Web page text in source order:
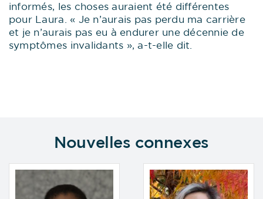
informés, les choses auraient été différentes
pour Laura. « Je n’aurais pas perdu ma carrière
et je n’aurais pas eu à endurer une décennie de
symptômes invalidants », a-t-elle dit.
Nouvelles connexes